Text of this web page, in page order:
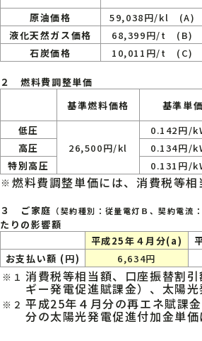
原油価格
59,038円/kl (A)
液化天然ガス価格
68,399円/t (B)
石炭価格
10,011円/t (C)
２ 燃料費調整単価
基準燃料価格
基準単
低圧
26,500円/kl
0.142円/
高圧
0.134円/
特別高圧
0.131円/
※ 燃料費調整単価には、消費税等
３ ご家庭 （契約種別：従量電灯Ｂ、契約電
たりの影響額
平成25年４月分(a)
お支払い額 (円)
6,634円
※１ 消費税等相当額、口座振替割
ギー発電促進賦課金）、太陽
※２ 平成25年４月分の再エネ賦課
分の太陽光発電促進付加金単